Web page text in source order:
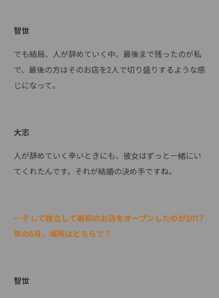
智世
でも結局、人が辞めていく中、最後まで残ったのが私
で、最後の方はそのお店を2人で切り盛りするような感
じになって。
大志
人が辞めていく辛いときにも、彼女はずっと一緒にい
てくれたんです。それが結婚の決め手ですね。
— そして独立して最初のお店をオープンしたのが2017
年の5月。場所はどちらで？
智世